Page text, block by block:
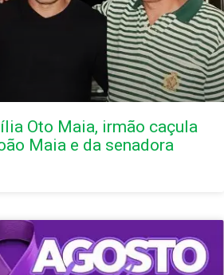
Oto Maia, irmão caçula
Maia e da senadora